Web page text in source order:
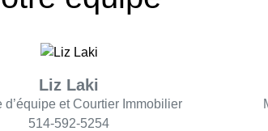
Liz Laki
d’équipe et Courtier Immobilier
514-592-5254